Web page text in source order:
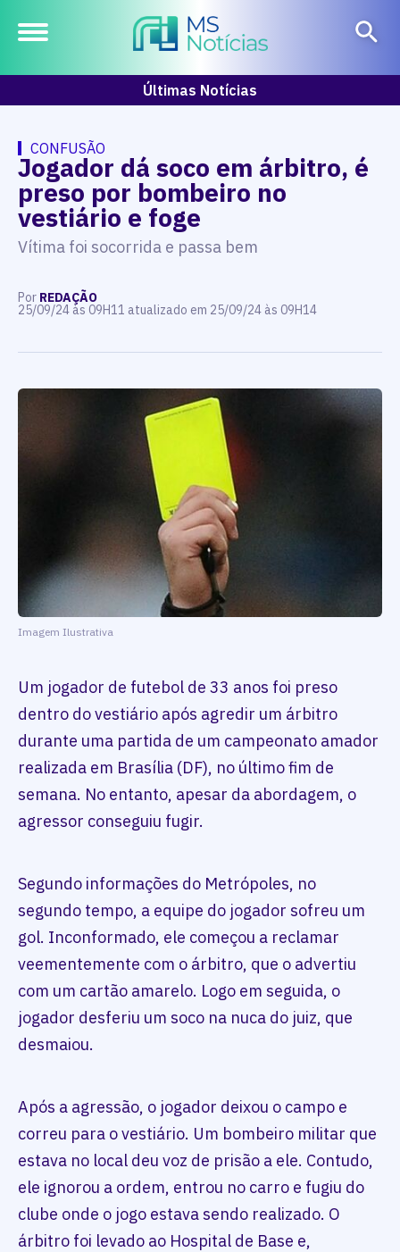
Últimas Notícias
CONFUSÃO
Jogador dá soco em árbitro, é
preso por bombeiro no
vestiário e foge
Vítima foi socorrida e passa bem
Por REDAÇÃO
25/09/24 às 09H11 atualizado em 25/09/24 às 09H14
Imagem Ilustrativa
Um jogador de futebol de 33 anos foi preso
dentro do vestiário após agredir um árbitro
durante uma partida de um campeonato amador
realizada em Brasília (DF), no último fim de
semana. No entanto, apesar da abordagem, o
agressor conseguiu fugir.
Segundo informações do Metrópoles, no
segundo tempo, a equipe do jogador sofreu um
gol. Inconformado, ele começou a reclamar
veementemente com o árbitro, que o advertiu
com um cartão amarelo. Logo em seguida, o
jogador desferiu um soco na nuca do juiz, que
desmaiou.
Após a agressão, o jogador deixou o campo e
correu para o vestiário. Um bombeiro militar que
estava no local deu voz de prisão a ele. Contudo,
ele ignorou a ordem, entrou no carro e fugiu do
clube onde o jogo estava sendo realizado. O
árbitro foi levado ao Hospital de Base e,